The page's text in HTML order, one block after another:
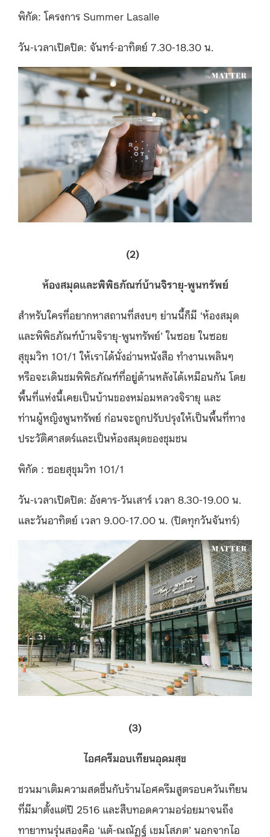
พิกัด: โครงการ Summer Lasalle
วัน-เวลาเปิดปิด: จันทร์-อาทิตย์ 7.30-18.30 น.
(2)
ห้องสมุดและพิพิธภัณฑ์บ้านจิรายุ-พูนทรัพย์
สำหรับใครที่อยากหาสถานที่สงบๆ ย่านนี้ก็มี ‘ห้องสมุด
และพิพิธภัณฑ์บ้านจิรายุ-พูนทรัพย์’ ในซอย ในซอย
สุขุมวิท 101/1 ให้เราได้นั่งอ่านหนังสือ ทำงานเพลินๆ
หรือจะเดินชมพิพิธภัณฑ์ที่อยู่ด้านหลังได้เหมือนกัน โดย
พื้นที่แห่งนี้เคยเป็นบ้านของหม่อมหลวงจิรายุ และ
ท่านผู้หญิงพูนทรัพย์ ก่อนจะถูกปรับปรุงให้เป็นพื้นที่ทาง
ประวัติศาสตร์และเป็นห้องสมุดของชุมชน
พิกัด : ซอยสุขุมวิท 101/1
วัน-เวลาเปิดปิด: อังคาร-วันเสาร์ เวลา 8.30-19.00 น.
และวันอาทิตย์ เวลา 9.00-17.00 น. (ปิดทุกวันจันทร์)
(3)
ไอศครีมอบเทียนอุดมสุข
ชวนมาเติมความสดชื่นกับร้านไอศครีมสูตรอบควันเทียน
ที่มีมาตั้งแต่ปี 2516 และสืบทอดความอร่อยมาจนถึง
ทายาทนรุ่นสองคือ ‘แต้-ณณัฏฐ์ เขมโสภต’ นอกจากไอ